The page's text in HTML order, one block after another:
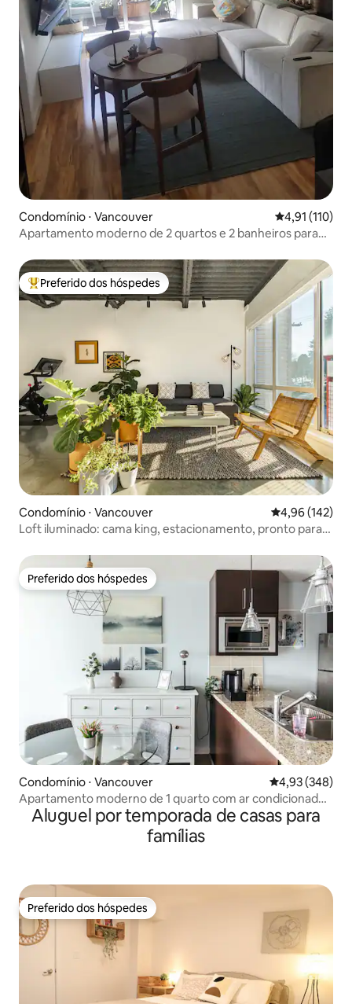
Condomínio ⋅ Vancouver 4,91 de uma
4,91 (110)
Apartamento moderno de 2 quartos e 2 banheiros para
Entre os melhores preferidos dos hóspedes
Preferido dos hóspedes
Condomínio ⋅ Vancouver 4,96 de uma
4,96 (142)
Loft iluminado: cama king, estacionamento, pronto para
Preferido dos hóspedes
Preferido dos hóspedes
Condomínio ⋅ Vancouver 4,93 de uma
4,93 (348)
Apartamento moderno de 1 quarto com ar condicionado
(Licença nº 26-160337)
Aluguel por temporada de casas para
famílias
Preferido dos hóspedes
Preferido dos hóspedes